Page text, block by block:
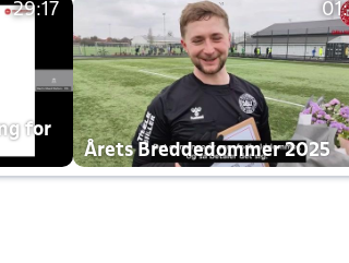
29:17
for
Årets Breddedommer 2025